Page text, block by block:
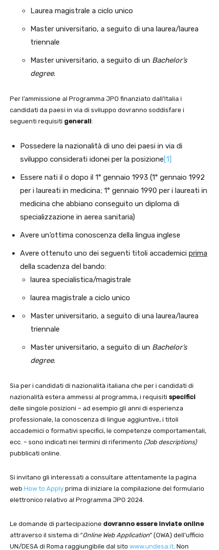
Laurea magistrale a ciclo unico
Master universitario, a seguito di una laurea/laurea
triennale
Master universitario, a seguito di un Bachelor’s
degree.
Per l’ammissione al Programma JPO finanziato dall’Italia i
candidati da paesi in via di sviluppo dovranno soddisfare i
seguenti requisiti generali:
Possedere la nazionalità di uno dei paesi in via di
sviluppo considerati idonei per la posizione[1]
Essere nati il o dopo il 1° gennaio 1993 (1° gennaio 1992
per i laureati in medicina; 1° gennaio 1990 per i laureati in
medicina che abbiano conseguito un diploma di
specializzazione in aerea sanitaria)
Avere un’ottima conoscenza della lingua inglese
Avere ottenuto uno dei seguenti titoli accademici prima
della scadenza del bando:
laurea specialistica/magistrale
laurea magistrale a ciclo unico
Master universitario, a seguito di una laurea/laurea
triennale
Master universitario, a seguito di un Bachelor’s
degree.
Sia per i candidati di nazionalità italiana che per i candidati di
nazionalità estera ammessi al programma, i requisiti specifici
delle singole posizioni – ad esempio gli anni di esperienza
professionale, la conoscenza di lingue aggiuntive, i titoli
accademici o formativi specifici, le competenze comportamentali,
ecc. – sono indicati nei termini di riferimento (Job descriptions)
pubblicati online.
Si invitano gli interessati a consultare attentamente la pagina
web How to Apply prima di iniziare la compilazione del formulario
elettronico relativo al Programma JPO 2024.
Le domande di partecipazione dovranno essere inviate online
attraverso il sistema di “Online Web Application” (OWA) dell’ufficio
UN/DESA di Roma raggiungibile dal sito www.undesa.it. Non